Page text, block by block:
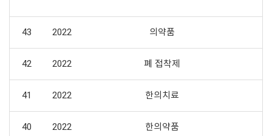
43 2022 의약품
42 2022 폐 접착제
41 2022 한의치료
40 2022 한의약품